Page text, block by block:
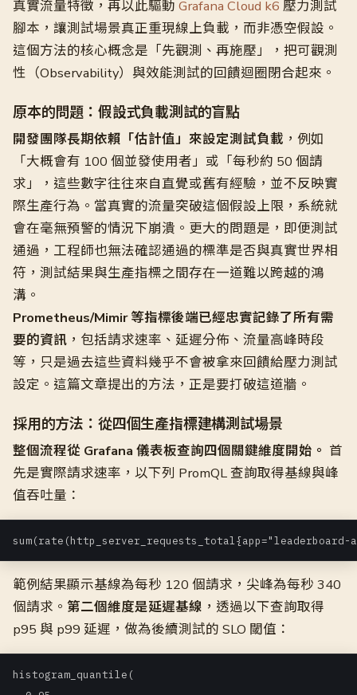
真實流量特徵，再以此驅動 Grafana Cloud k6 壓力測試
腳本，讓測試場景真正重現線上負載，而非憑空假設。
這個方法的核心概念是「先觀測、再施壓」，把可觀測
性（Observability）與效能測試的回饋迴圈閉合起來。
原本的問題：假設式負載測試的盲點
開發團隊長期依賴「估計值」來設定測試負載 ，例如
「大概會有 100 個並發使用者」或「每秒約 50 個請
求」，這些數字往往來自直覺或舊有經驗，並不反映實
際生產行為。當真實的流量突破這個假設上限，系統就
會在毫無預警的情況下崩潰。更大的問題是，即便測試
通過，工程師也無法確認通過的標準是否與真實世界相
符，測試結果與生產指標之間存在一道難以跨越的鴻
溝。
Prometheus/Mimir 等指標後端已經忠實記錄了所有需
要的資訊 ，包括請求速率、延遲分佈、流量高峰時段
等，只是過去這些資料幾乎不會被拿來回饋給壓力測試
設定。這篇文章提出的方法，正是要打破這道牆。
採用的方法：從四個生產指標建構測試場景
整個流程從 Grafana 儀表板查詢四個關鍵維度開始。 首
先是實際請求速率，以下列 PromQL 查詢取得基線與峰
值吞吐量：
範例結果顯示基線為每秒 120 個請求，尖峰為每秒 340
個請求。 第二個維度是延遲基線 ，透過以下查詢取得
p95 與 p99 延遲，做為後續測試的 SLO 閾值：
histogram_quantile(